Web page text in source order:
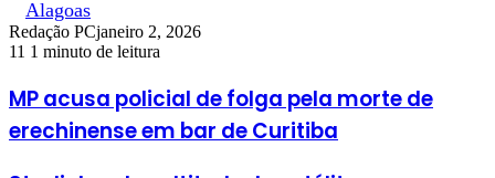
Alagoas
Redação PCjaneiro 2, 2026
11 1 minuto de leitura
MP acusa policial de folga pela morte de
erechinense em bar de Curitiba